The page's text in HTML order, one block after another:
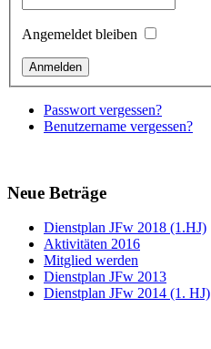
Angemeldet bleiben
Passwort vergessen?
Benutzername vergessen?
Neue Beträge
Dienstplan JFw 2018 (1.HJ)
Aktivitäten 2016
Mitglied werden
Dienstplan JFw 2013
Dienstplan JFw 2014 (1. HJ)